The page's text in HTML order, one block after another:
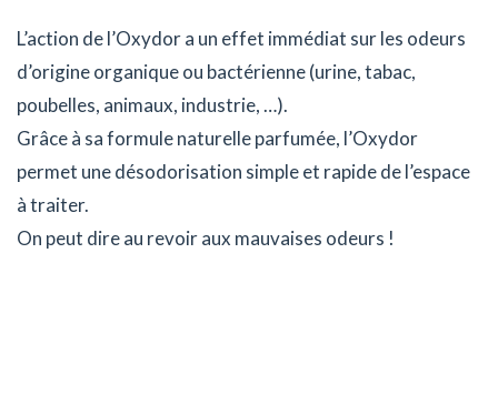
L’action de l’Oxydor a un effet immédiat sur les odeurs
d’origine organique ou bactérienne (urine, tabac,
poubelles, animaux, industrie, …).
Grâce à sa formule naturelle parfumée, l’Oxydor
permet une désodorisation simple et rapide de l’espace
à traiter.
On peut dire au revoir aux mauvaises odeurs !